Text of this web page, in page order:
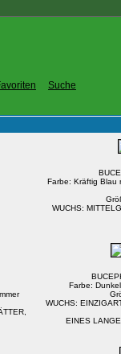
Suche
Farbe: Kräftig Blau
WUCHS:
Farbe:
WUCHS:
EINES